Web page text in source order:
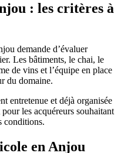
: les critères à
demande d’évaluer
Les bâtiments, le chai, le
de vins et l’équipe en place
du domaine.
entretenue et déjà organisée
les acquéreurs souhaitant
conditions.
en Anjou